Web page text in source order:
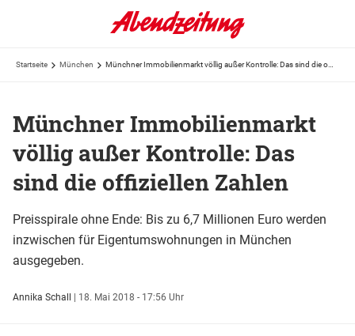
Startseite München
Münchner Immobilienmarkt
völlig außer Kontrolle: Das
sind die offiziellen Zahlen
Preisspirale ohne Ende: Bis zu 6,7 Millionen Euro werden
inzwischen für Eigentumswohnungen in München
ausgegeben.
Annika Schall | 18. Mai 2018 - 17:56 Uhr